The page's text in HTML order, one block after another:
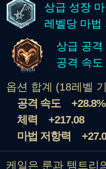
상급 성장
레벨당 마법
상급 공격
공격 속도
옵션 합계 (18레벨
공격 속도
+28.8%
체력
+217.08
마법 저항력
케일은 룬과 템트리